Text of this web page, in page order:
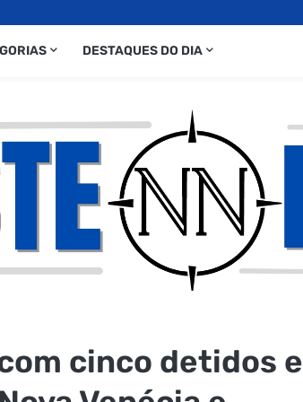
DESTAQUES DO DIA
cinco detidos e